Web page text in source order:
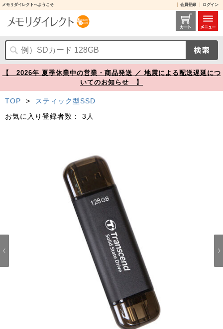
メモリダイレクトへようこそ 会員登録 ログイン
スティックSSD 128GB USB3.2 Gen2 USB A USB-C ブラック Transcend ESD310【メモリダイレクト】
【 2026年 夏季休業中の営業・商品発送 ／ 地震による配送遅延につ
いてのお知らせ 】
TOP >
スティック型SSD
お気に入り登録者数：
3人